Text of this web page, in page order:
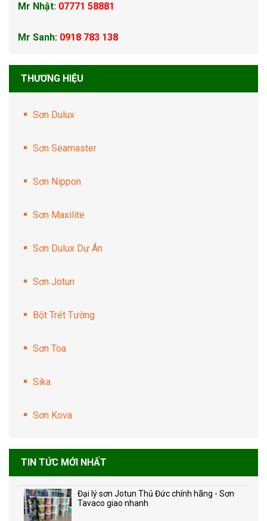
Mr Nhật: 07771 58881
Mr Sanh: 0918 783 138
THƯƠNG HIỆU
Sơn Dulux
Sơn Seamaster
Sơn Nippon
Sơn Maxilite
Sơn Dulux Dự Án
Sơn Jotun
Bột Trét Tường
Sơn Toa
Sika
Sơn Kova
TIN TỨC MỚI NHẤT
Đại lý sơn Jotun Thủ Đức chính hãng - Sơn
Tavaco giao nhanh